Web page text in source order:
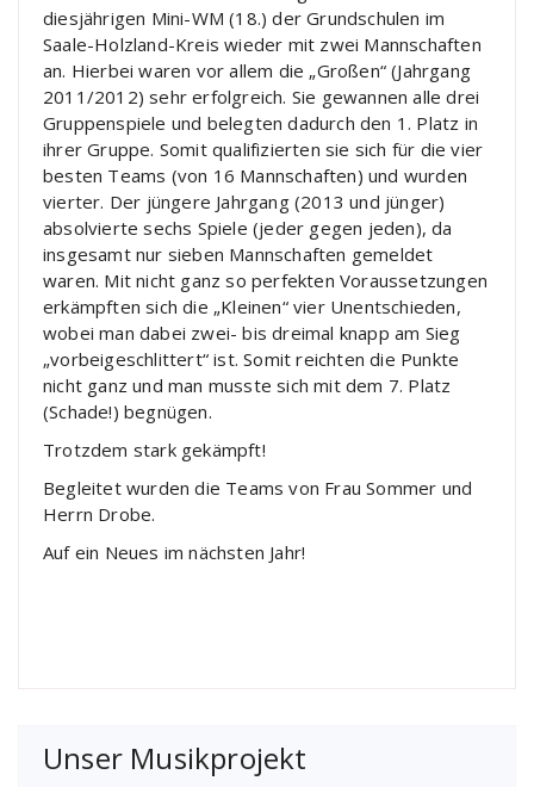
diesjährigen Mini-WM (18.) der Grundschulen im
Saale-Holzland-Kreis wieder mit zwei Mannschaften
an. Hierbei waren vor allem die „Großen“ (Jahrgang
2011/2012) sehr erfolgreich. Sie gewannen alle drei
Gruppenspiele und belegten dadurch den 1. Platz in
ihrer Gruppe. Somit qualifizierten sie sich für die vier
besten Teams (von 16 Mannschaften) und wurden
vierter. Der jüngere Jahrgang (2013 und jünger)
absolvierte sechs Spiele (jeder gegen jeden), da
insgesamt nur sieben Mannschaften gemeldet
waren. Mit nicht ganz so perfekten Voraussetzungen
erkämpften sich die „Kleinen“ vier Unentschieden,
wobei man dabei zwei- bis dreimal knapp am Sieg
„vorbeigeschlittert“ ist. Somit reichten die Punkte
nicht ganz und man musste sich mit dem 7. Platz
(Schade!) begnügen.
Trotzdem stark gekämpft!
Begleitet wurden die Teams von Frau Sommer und
Herrn Drobe.
Auf ein Neues im nächsten Jahr!
Unser Musikprojekt